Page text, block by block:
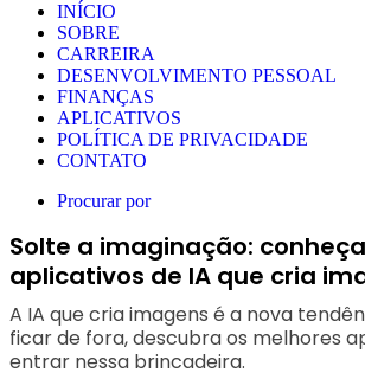
INÍCIO
SOBRE
CARREIRA
DESENVOLVIMENTO PESSOAL
FINANÇAS
APLICATIVOS
POLÍTICA DE PRIVACIDADE
CONTATO
Procurar por
Solte a imaginação:
aplicativos de IA que cria
A IA que cria imagens é a nova
ficar de fora, descubra os melhores
entrar nessa brincadeira.